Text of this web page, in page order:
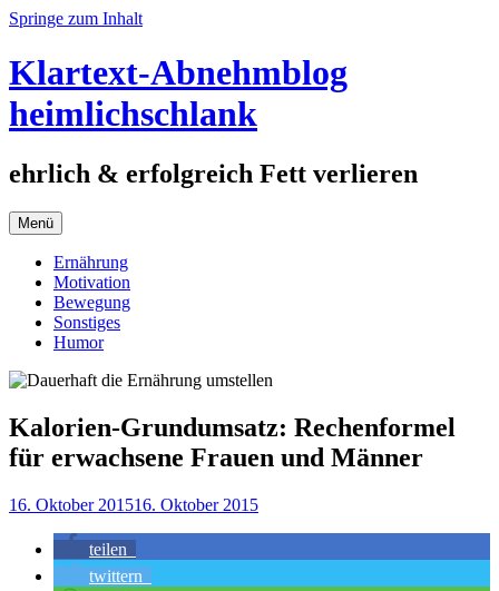
Springe zum Inhalt
Klartext-Abnehmblog
heimlichschlank
ehrlich & erfolgreich Fett verlieren
Menü
Ernährung
Motivation
Bewegung
Sonstiges
Humor
Kalorien-Grundumsatz: Rechenformel
für erwachsene Frauen und Männer
16. Oktober 201516. Oktober 2015
teilen
twittern